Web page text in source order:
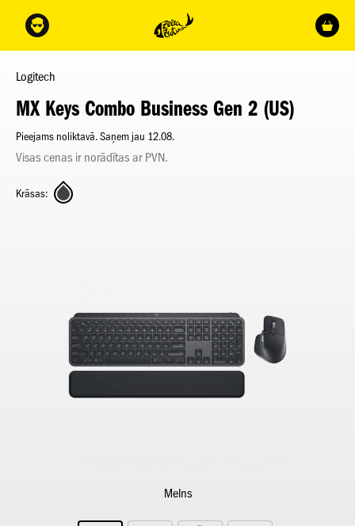
Logitech
MX Keys Combo Business Gen 2 (US)
Pieejams noliktavā. Saņem jau 12.08.
Visas cenas ir norādītas ar PVN.
Krāsas:
Melns